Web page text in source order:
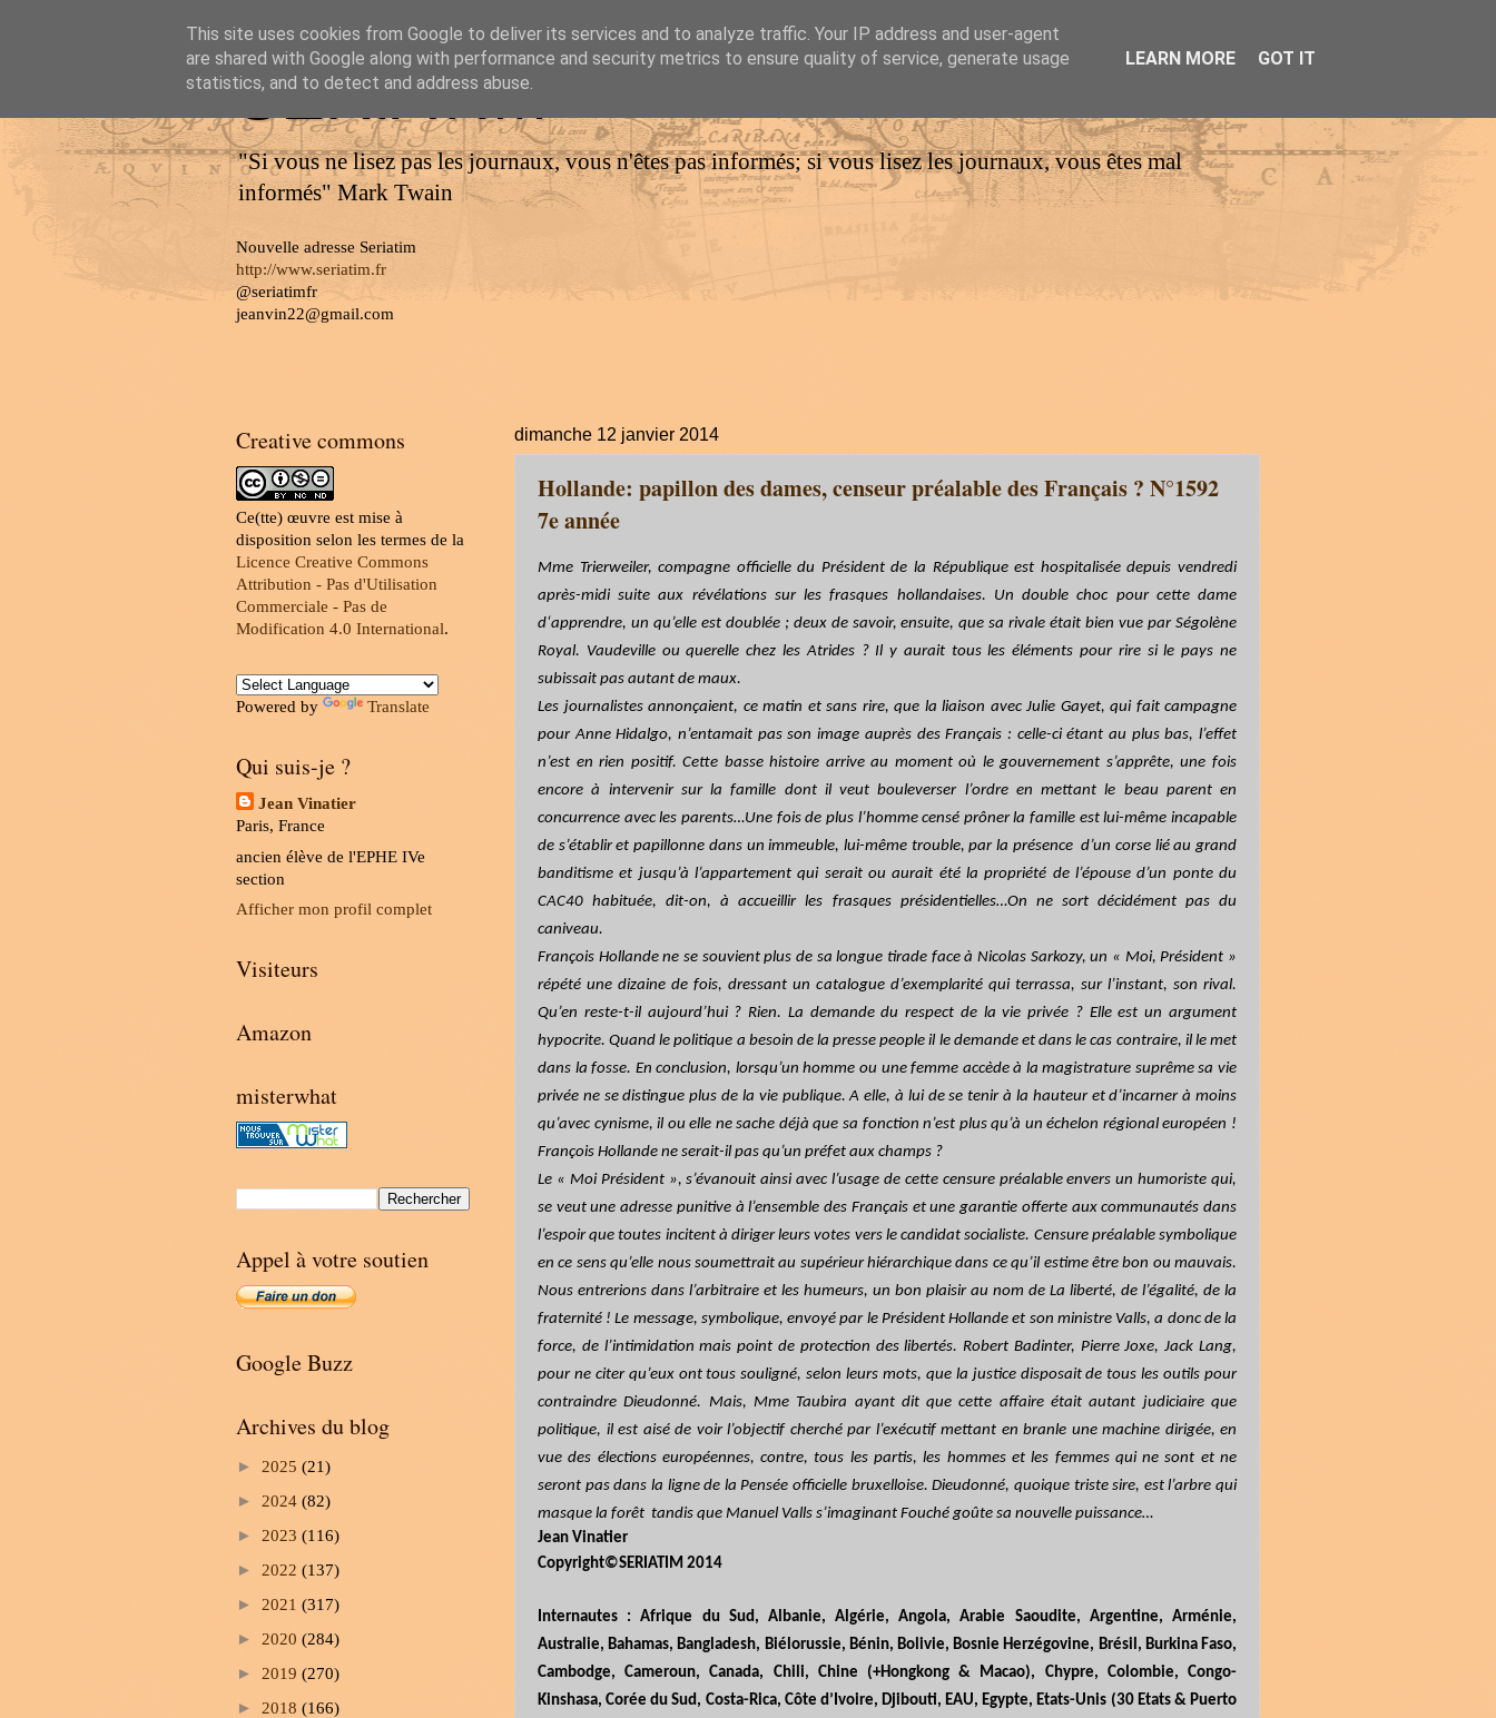
SERIATIM
"Si vous ne lisez pas les journaux, vous n'êtes pas informés; si vous lisez les journaux, vous êtes mal
informés" Mark Twain
Nouvelle adresse Seriatim
http://www.seriatim.fr
@seriatimfr
jeanvin22@gmail.com
dimanche 12 janvier 2014
Hollande: papillon des dames, censeur préalable des Français ? N°1592
7e année
Mme Trierweiler, compagne officielle du Président de la République est hospitalisée depuis vendredi
après-midi suite aux révélations sur les frasques hollandaises. Un double choc pour cette dame
d‘apprendre, un qu’elle est doublée ; deux de savoir, ensuite, que sa rivale était bien vue par Ségolène
Royal. Vaudeville ou querelle chez les Atrides ? Il y aurait tous les éléments pour rire si le pays ne
subissait pas autant de maux.
Les journalistes annonçaient, ce matin et sans rire, que la liaison avec Julie Gayet, qui fait campagne
pour Anne Hidalgo, n’entamait pas son image auprès des Français : celle-ci étant au plus bas, l’effet
n’est en rien positif. Cette basse histoire arrive au moment où le gouvernement s’apprête, une fois
encore à intervenir sur la famille dont il veut bouleverser l’ordre en mettant le beau parent en
concurrence avec les parents…Une fois de plus l’homme censé prôner la famille est lui-même incapable
de s’établir et papillonne dans un immeuble, lui-même trouble, par la présence d’un corse lié au grand
banditisme et jusqu’à l’appartement qui serait ou aurait été la propriété de l’épouse d’un ponte du
CAC40 habituée, dit-on, à accueillir les frasques présidentielles…On ne sort décidément pas du
caniveau.
François Hollande ne se souvient plus de sa longue tirade face à Nicolas Sarkozy, un « Moi, Président »
répété une dizaine de fois, dressant un catalogue d’exemplarité qui terrassa, sur l’instant, son rival.
Qu’en reste-t-il aujourd’hui ? Rien. La demande du respect de la vie privée ? Elle est un argument
hypocrite. Quand le politique a besoin de la presse people il le demande et dans le cas contraire, il le met
dans la fosse. En conclusion, lorsqu’un homme ou une femme accède à la magistrature suprême sa vie
privée ne se distingue plus de la vie publique. A elle, à lui de se tenir à la hauteur et d’incarner à moins
qu’avec cynisme, il ou elle ne sache déjà que sa fonction n’est plus qu’à un échelon régional européen !
François Hollande ne serait-il pas qu’un préfet aux champs ?
Le « Moi Président », s’évanouit ainsi avec l’usage de cette censure préalable envers un humoriste qui,
se veut une adresse punitive à l’ensemble des Français et une garantie offerte aux communautés dans
l’espoir que toutes incitent à diriger leurs votes vers le candidat socialiste. Censure préalable symbolique
en ce sens qu’elle nous soumettrait au supérieur hiérarchique dans ce qu’il estime être bon ou mauvais.
Nous entrerions dans l’arbitraire et les humeurs, un bon plaisir au nom de La liberté, de l’égalité, de la
fraternité ! Le message, symbolique, envoyé par le Président Hollande et son ministre Valls, a donc de la
force, de l’intimidation mais point de protection des libertés. Robert Badinter, Pierre Joxe, Jack Lang,
pour ne citer qu’eux ont tous souligné, selon leurs mots, que la justice disposait de tous les outils pour
contraindre Dieudonné. Mais, Mme Taubira ayant dit que cette affaire était autant judiciaire que
politique, il est aisé de voir l’objectif cherché par l’exécutif mettant en branle une machine dirigée, en
vue des élections européennes, contre, tous les partis, les hommes et les femmes qui ne sont et ne
seront pas dans la ligne de la Pensée officielle bruxelloise. Dieudonné, quoique triste sire, est l’arbre qui
masque la forêt tandis que Manuel Valls s’imaginant Fouché goûte sa nouvelle puissance…
Jean Vinatier
Copyright©SERIATIM 2014
Internautes : Afrique du Sud, Albanie, Algérie, Angola, Arabie Saoudite, Argentine, Arménie,
Australie, Bahamas, Bangladesh, Biélorussie, Bénin, Bolivie, Bosnie Herzégovine, Brésil, Burkina Faso,
Cambodge, Cameroun, Canada, Chili, Chine (+Hongkong & Macao), Chypre, Colombie, Congo-
Kinshasa, Corée du Sud, Costa-Rica, Côte d’Ivoire, Djibouti, EAU, Egypte, Etats-Unis (30 Etats & Puerto
Creative commons
Ce(tte) œuvre est mise à
disposition selon les termes de la
Licence Creative Commons
Attribution - Pas d'Utilisation
Commerciale - Pas de
Modification 4.0 International.
Powered by Translate
Qui suis-je ?
Jean Vinatier
Paris, France
ancien élève de l'EPHE IVe
section
Afficher mon profil complet
Visiteurs
Amazon
misterwhat
Appel à votre soutien
Google Buzz
Archives du blog
► 2025 (21)
► 2024 (82)
► 2023 (116)
► 2022 (137)
► 2021 (317)
► 2020 (284)
► 2019 (270)
► 2018 (166)
This site uses cookies from Google to deliver its services and to analyze traffic. Your IP address and user-agent
are shared with Google along with performance and security metrics to ensure quality of service, generate usage
statistics, and to detect and address abuse.
LEARN MORE GOT IT